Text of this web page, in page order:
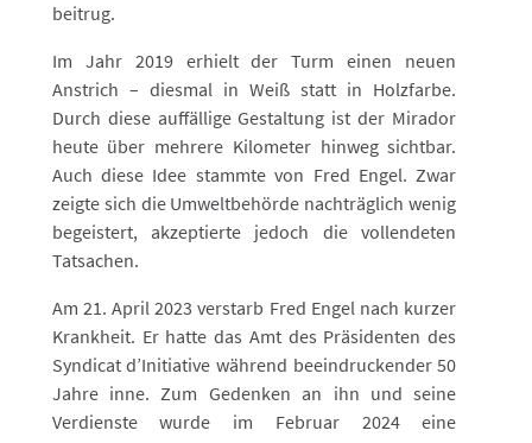
beitrug.
Im Jahr 2019 erhielt der Turm einen neuen
Anstrich – diesmal in Weiß statt in Holzfarbe.
Durch diese auffällige Gestaltung ist der Mirador
heute über mehrere Kilometer hinweg sichtbar.
Auch diese Idee stammte von Fred Engel. Zwar
zeigte sich die Umweltbehörde nachträglich wenig
begeistert, akzeptierte jedoch die vollendeten
Tatsachen.
Am 21. April 2023 verstarb Fred Engel nach kurzer
Krankheit. Er hatte das Amt des Präsidenten des
Syndicat d’Initiative während beeindruckender 50
Jahre inne. Zum Gedenken an ihn und seine
Verdienste wurde im Februar 2024 eine